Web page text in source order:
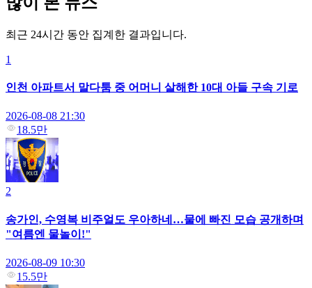
최근 24시간 동안 집계한 결과입니다.
1
인천 아파트서 말다툼 중 어머니 살해한 10대 아들 구속 기로
2026-08-08 21:30
18.5만
2
송가인, 수영복 비주얼도 우아하네…물에 빠진 모습 공개하며
"여름엔 물놀이!"
2026-08-09 10:30
15.5만